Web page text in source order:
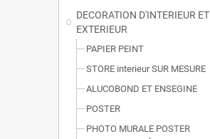
DECORATION D'INTERIEUR ET
EXTERIEUR
PAPIER PEINT
STORE interieur SUR MESURE
ALUCOBOND ET ENSEGINE
POSTER
PHOTO MURALE POSTER